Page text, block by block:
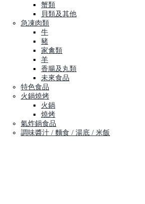
蟹類
貝類及其他
急凍肉類
牛
豬
家禽類
羊
香腸及丸類
未來食品
特色食品
火鍋燒烤
火鍋
燒烤
氣炸鍋食品
調味醬汁 / 麵食 / 湯底 / 米飯